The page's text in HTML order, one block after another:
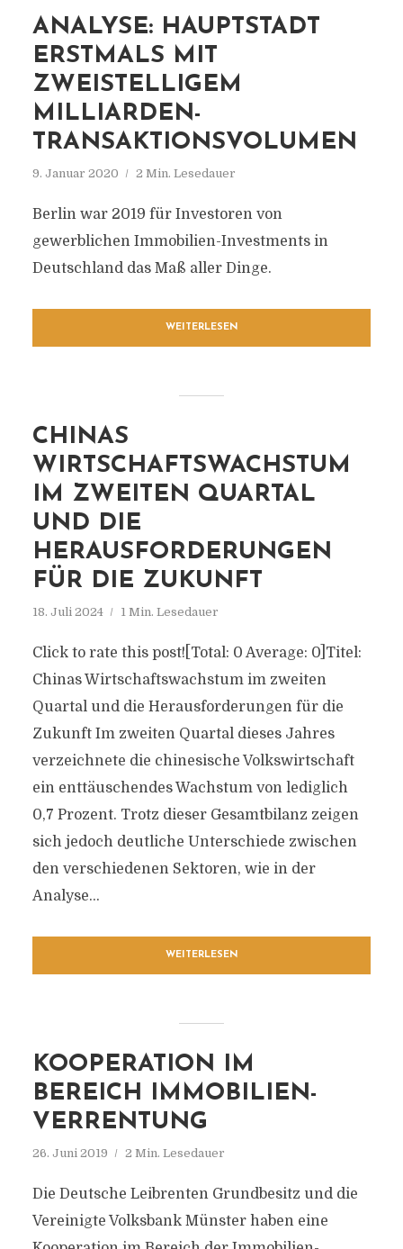
ANALYSE: HAUPTSTADT
ERSTMALS MIT
ZWEISTELLIGEM
MILLIARDEN-
TRANSAKTIONSVOLUMEN
9. Januar 2020 2 Min. Lesedauer
Berlin war 2019 für Investoren von
gewerblichen Immobilien-Investments in
Deutschland das Maß aller Dinge.
WEITERLESEN
CHINAS
WIRTSCHAFTSWACHSTUM
IM ZWEITEN QUARTAL
UND DIE
HERAUSFORDERUNGEN
FÜR DIE ZUKUNFT
18. Juli 2024 1 Min. Lesedauer
Click to rate this post![Total: 0 Average: 0]Titel:
Chinas Wirtschaftswachstum im zweiten
Quartal und die Herausforderungen für die
Zukunft Im zweiten Quartal dieses Jahres
verzeichnete die chinesische Volkswirtschaft
ein enttäuschendes Wachstum von lediglich
0,7 Prozent. Trotz dieser Gesamtbilanz zeigen
sich jedoch deutliche Unterschiede zwischen
den verschiedenen Sektoren, wie in der
Analyse...
WEITERLESEN
KOOPERATION IM
BEREICH IMMOBILIEN-
VERRENTUNG
26. Juni 2019 2 Min. Lesedauer
Die Deutsche Leibrenten Grundbesitz und die
Vereinigte Volksbank Münster haben eine